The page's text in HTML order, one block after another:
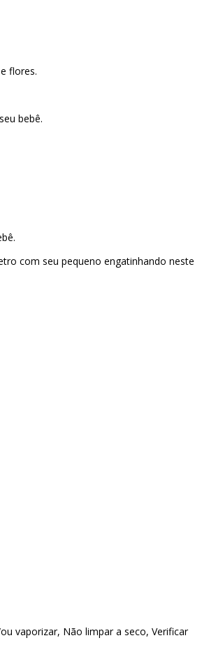
flores.
bebê.
com seu pequeno engatinhando neste
vaporizar, Não limpar a seco, Verificar